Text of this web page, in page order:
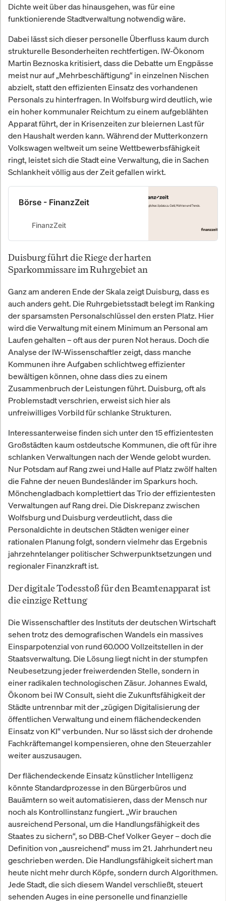
Dichte weit über das hinausgehen, was für eine
funktionierende Stadtverwaltung notwendig wäre.
Dabei lässt sich dieser personelle Überfluss kaum durch
strukturelle Besonderheiten rechtfertigen. IW-Ökonom
Martin Beznoska kritisiert, dass die Debatte um Engpässe
meist nur auf „Mehrbeschäftigung“ in einzelnen Nischen
abzielt, statt den effizienten Einsatz des vorhandenen
Personals zu hinterfragen. In Wolfsburg wird deutlich, wie
ein hoher kommunaler Reichtum zu einem aufgeblähten
Apparat führt, der in Krisenzeiten zur bleiernen Last für
den Haushalt werden kann. Während der Mutterkonzern
Volkswagen weltweit um seine Wettbewerbsfähigkeit
ringt, leistet sich die Stadt eine Verwaltung, die in Sachen
Schlankheit völlig aus der Zeit gefallen wirkt.
Börse - FinanzZeit
FinanzZeit
Duisburg führt die Riege der harten
Sparkommissare im Ruhrgebiet an
Ganz am anderen Ende der Skala zeigt Duisburg, dass es
auch anders geht. Die Ruhrgebietsstadt belegt im Ranking
der sparsamsten Personalschlüssel den ersten Platz. Hier
wird die Verwaltung mit einem Minimum an Personal am
Laufen gehalten – oft aus der puren Not heraus. Doch die
Analyse der IW-Wissenschaftler zeigt, dass manche
Kommunen ihre Aufgaben schlichtweg effizienter
bewältigen können, ohne dass dies zu einem
Zusammenbruch der Leistungen führt. Duisburg, oft als
Problemstadt verschrien, erweist sich hier als
unfreiwilliges Vorbild für schlanke Strukturen.
Interessanterweise finden sich unter den 15 effizientesten
Großstädten kaum ostdeutsche Kommunen, die oft für ihre
schlanken Verwaltungen nach der Wende gelobt wurden.
Nur Potsdam auf Rang zwei und Halle auf Platz zwölf halten
die Fahne der neuen Bundesländer im Sparkurs hoch.
Mönchengladbach komplettiert das Trio der effizientesten
Verwaltungen auf Rang drei. Die Diskrepanz zwischen
Wolfsburg und Duisburg verdeutlicht, dass die
Personaldichte in deutschen Städten weniger einer
rationalen Planung folgt, sondern vielmehr das Ergebnis
jahrzehntelanger politischer Schwerpunktsetzungen und
regionaler Finanzkraft ist.
Der digitale Todesstoß für den Beamtenapparat ist
die einzige Rettung
Die Wissenschaftler des Instituts der deutschen Wirtschaft
sehen trotz des demografischen Wandels ein massives
Einsparpotenzial von rund 60.000 Vollzeitstellen in der
Staatsverwaltung. Die Lösung liegt nicht in der stumpfen
Neubesetzung jeder freiwerdenden Stelle, sondern in
einer radikalen technologischen Zäsur. Johannes Ewald,
Ökonom bei IW Consult, sieht die Zukunftsfähigkeit der
Städte untrennbar mit der „zügigen Digitalisierung der
öffentlichen Verwaltung und einem flächendeckenden
Einsatz von KI“ verbunden. Nur so lässt sich der drohende
Fachkräftemangel kompensieren, ohne den Steuerzahler
weiter auszusaugen.
Der flächendeckende Einsatz künstlicher Intelligenz
könnte Standardprozesse in den Bürgerbüros und
Bauämtern so weit automatisieren, dass der Mensch nur
noch als Kontrollinstanz fungiert. „Wir brauchen
ausreichend Personal, um die Handlungsfähigkeit des
Staates zu sichern“, so DBB-Chef Volker Geyer – doch die
Definition von „ausreichend“ muss im 21. Jahrhundert neu
geschrieben werden. Die Handlungsfähigkeit sichert man
heute nicht mehr durch Köpfe, sondern durch Algorithmen.
Jede Stadt, die sich diesem Wandel verschließt, steuert
sehenden Auges in eine personelle und finanzielle